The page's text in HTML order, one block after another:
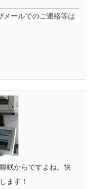
メールでのご連絡等は
眠からですよね。快
ます！